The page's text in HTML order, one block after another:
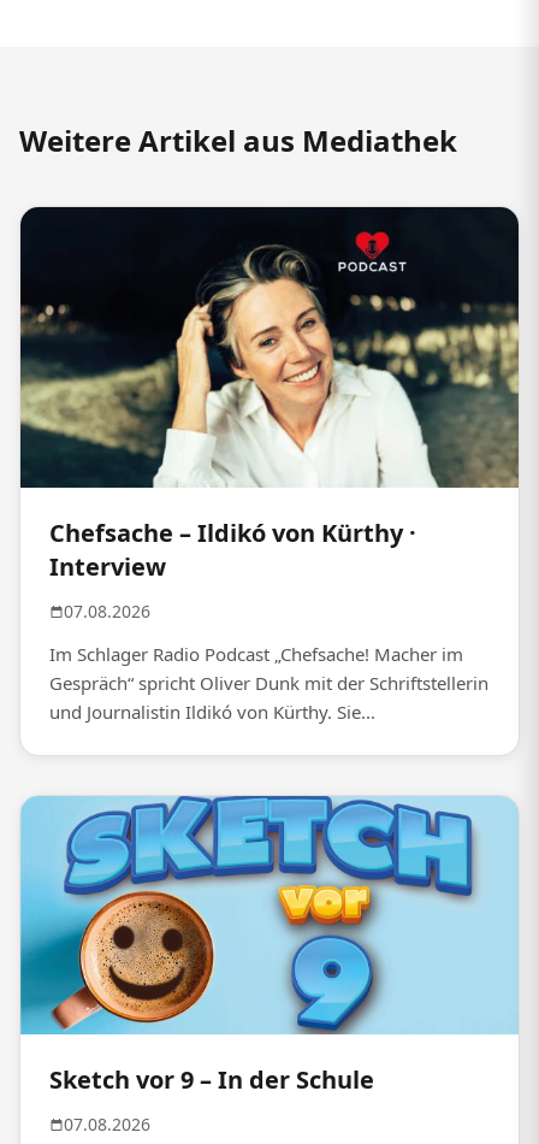
Weitere Artikel aus Mediathek
Chefsache – Ildikó von Kürthy ·
Interview
07.08.2026
Im Schlager Radio Podcast „Chefsache! Macher im
Gespräch“ spricht Oliver Dunk mit der Schriftstellerin
und Journalistin Ildikó von Kürthy. Sie...
Sketch vor 9 – In der Schule
07.08.2026